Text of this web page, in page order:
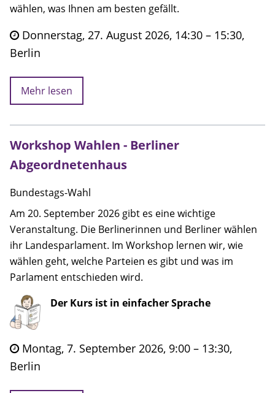
wählen, was Ihnen am besten gefällt.
Donnerstag, 27. August 2026, 14:30 – 15:30,
Berlin
Mehr lesen
Workshop Wahlen - Berliner
Abgeordnetenhaus
Bundestags-Wahl
Am 20. September 2026 gibt es eine wichtige
Veranstaltung. Die Berlinerinnen und Berliner wählen
ihr Landesparlament. Im Workshop lernen wir, wie
wählen geht, welche Parteien es gibt und was im
Parlament entschieden wird.
Der Kurs ist in einfacher Sprache
Montag, 7. September 2026, 9:00 – 13:30,
Berlin